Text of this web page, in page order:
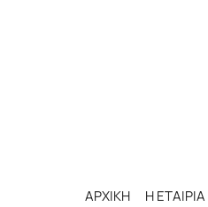
ΑΡΧΙΚΗ Η ΕΤΑΙΡΙΑ